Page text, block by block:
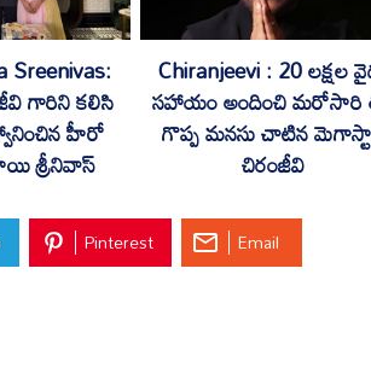
Sreenivas:
గారిని కలిసి
హీరో
శ్రీనివాస్
Chiranjeevi : 20 లక్షల
సహాయం అందించి మరోసారి
గొప్ప మనసు చాటిన
చిరంజీవి
Pinterest Email